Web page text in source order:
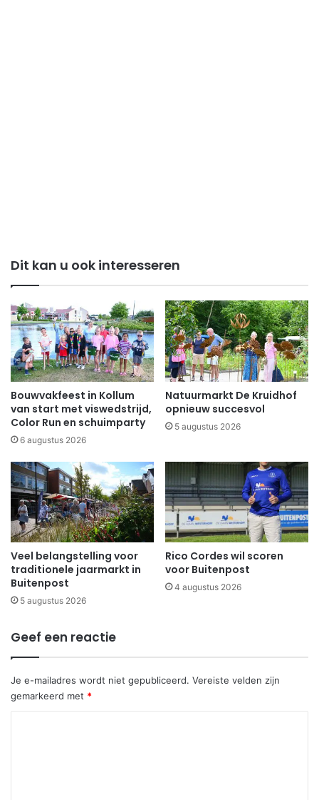
Dit kan u ook interesseren
Bouwvakfeest in Kollum
van start met viswedstrijd,
Color Run en schuimparty
6 augustus 2026
Natuurmarkt De Kruidhof
opnieuw succesvol
5 augustus 2026
Veel belangstelling voor
traditionele jaarmarkt in
Buitenpost
5 augustus 2026
Rico Cordes wil scoren
voor Buitenpost
4 augustus 2026
Geef een reactie
Je e-mailadres wordt niet gepubliceerd. Vereiste velden zijn
gemarkeerd met *